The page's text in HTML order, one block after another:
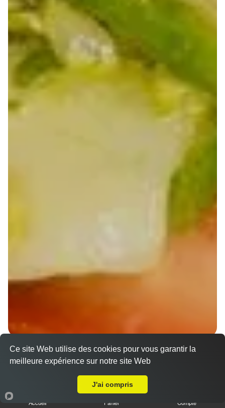
Wraps Chicken
8.50 €
Accueil Panier Compte
Ce site Web utilise des cookies pour vous garantir la
meilleure expérience sur notre site Web
J'ai compris